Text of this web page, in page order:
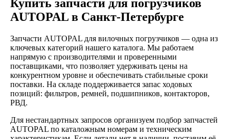
Купить запчасти для погрузчиков
AUTOPAL в Санкт-Петербурге
Запчасти AUTOPAL для вилочных погрузчиков — одна из
ключевых категорий нашего каталога. Мы работаем
напрямую с производителями и проверенными
поставщиками, что позволяет удерживать цены на
конкурентном уровне и обеспечивать стабильные сроки
поставки. На складе поддерживается запас ходовых
позиций: фильтров, ремней, подшипников, контакторов,
РВД.
Для нестандартных запросов организуем подбор запчастей
AUTOPAL по каталожным номерам и техническим